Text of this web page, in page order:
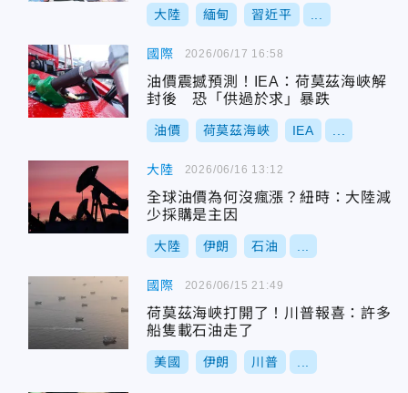
大陸 緬甸 習近平
國際
油價震撼預測！IEA：荷莫茲海峽解
封後 恐「供過於求」暴跌
油價 荷莫茲海峽 IEA
2026/06/17 16:58
大陸
全球油價為何沒瘋漲？紐時：大陸減
少採購是主因
大陸 伊朗 石油
2026/06/16 13:12
國際
荷莫茲海峽打開了！川普報喜：許多
船隻載石油走了
美國 伊朗 川普
2026/06/15 21:49